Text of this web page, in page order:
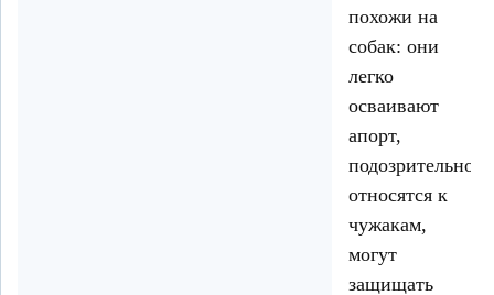
похожи на
собак: они
легко
осваивают
апорт,
подозрительно
относятся к
чужакам,
могут
защищать